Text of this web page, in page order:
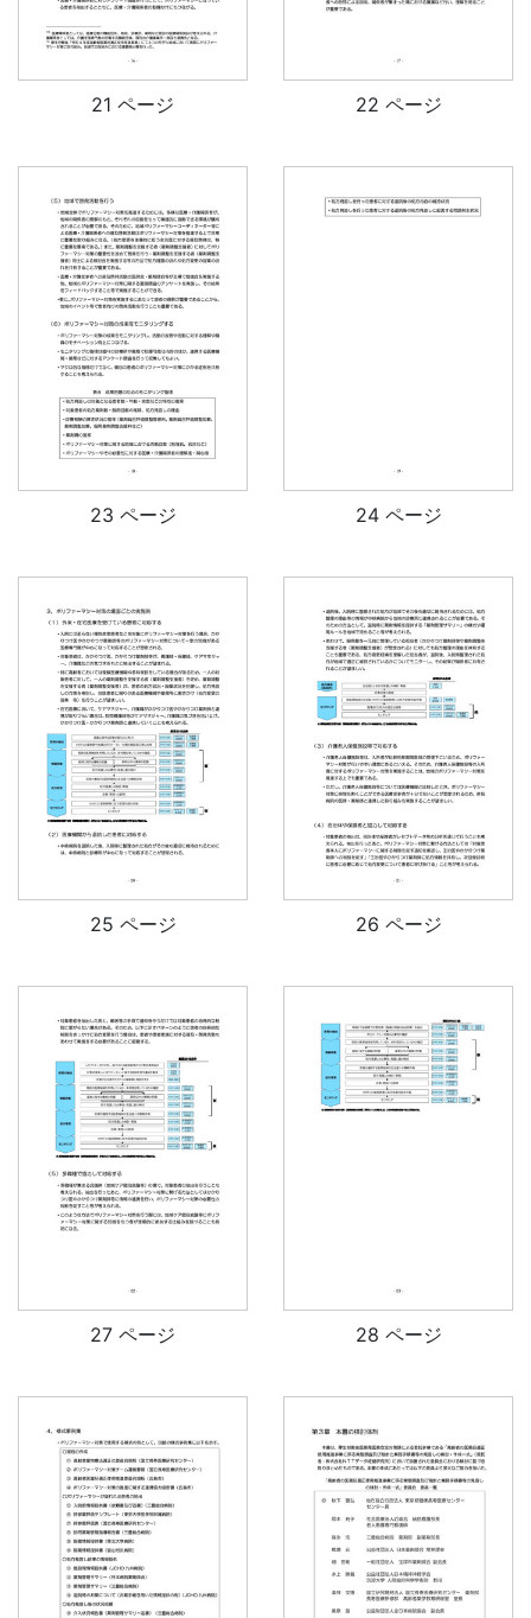
21 ページ 22 ページ
23 ページ 24 ページ
25 ページ 26 ページ
27 ページ 28 ページ